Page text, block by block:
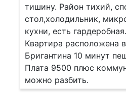
тишину. Paйoн тиxий,
стол,холодильник,
кухни, есть гардеробная.
Квартира расположена
Бригантина 10 минут
Плата 9500 плюс
можно разбить.